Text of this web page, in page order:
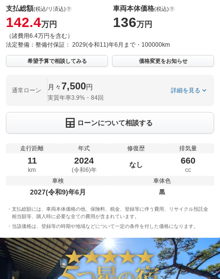
支払総額(税込/リ済込)
142.4万円
（諸費用6.4万円を含む）
車両本体価格(税込)
136万円
法定整備： 整備付保証： 2029(令和11)年6月まで・100000km
希望予算で相談してみる 価格変更をお知らせ
通常ローン 月々7,500円
実質年率3.9%・84回
詳細を見る
ローンについて相談する
走行距離
11
km
年式
2024
(令和6)年
修復歴
なし
排気量
660
cc
車検
2027(令和9)年6月
車体色
黒
支払総額には、車両本体価格の他、保険料、税金、登録等に伴う費用、リサイクル預託金
相当額等、購入時に必要な全ての費用が含まれています。
当該価格は、登録等の時期や地域などについて一定の条件を付した価格になります。